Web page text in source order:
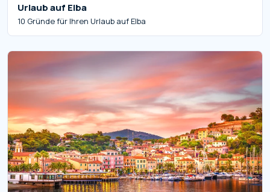
Urlaub auf Elba
10 Gründe für Ihren Urlaub auf Elba